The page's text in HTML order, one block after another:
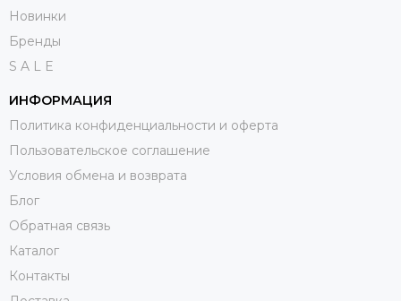
Новинки
Бренды
S A L E
ИНФОРМАЦИЯ
Политика конфиденциальности и оферта
Пользовательское соглашение
Условия обмена и возврата
Блог
Обратная связь
Каталог
Контакты